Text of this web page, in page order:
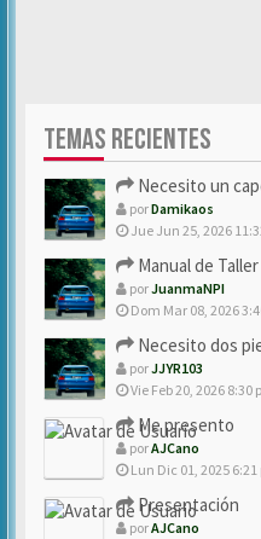
TEMAS RECIENTES
Necesito un
porDamikaos
Jue Jun 25, 2026
Manual de
porJuanmaNPI
Dom Mar 08, 2026
Necesito dos
porJJYR103
Vie Feb 20, 2026 8:30
Me presento
porAJCano
Lun Dic 01, 2025 6:21
Presentación
porAJCano